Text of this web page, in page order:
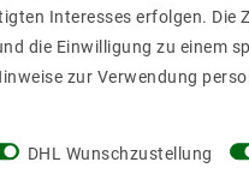
Interesses erfolgen. Die
die Einwilligung zu einem
zur Verwendung
DHL Wunschzustellung